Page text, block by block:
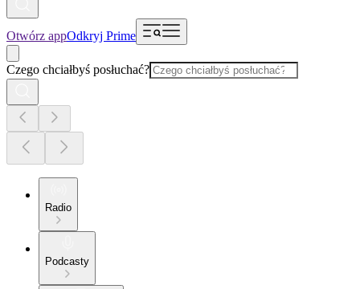
Otwórz appOdkryj Prime
Czego chciałbyś posłuchać?
Radio
Podcasty